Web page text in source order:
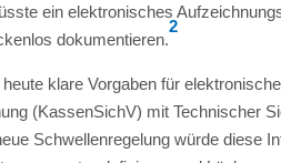
ein elektronisches
dokumentieren.
2
klare Vorgaben für
(KassenSichV) mit Technischer
Schwellenregelung würde diese